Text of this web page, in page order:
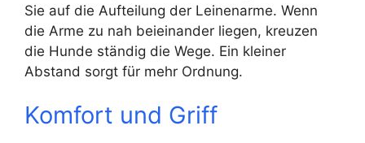
Sie auf die Aufteilung der Leinenarme. Wenn
die Arme zu nah beieinander liegen, kreuzen
die Hunde ständig die Wege. Ein kleiner
Abstand sorgt für mehr Ordnung.
Komfort und Griff